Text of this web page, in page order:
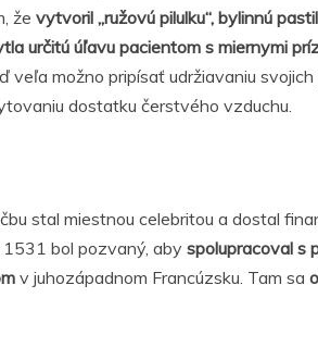
že vytvoril „ružovú pilulku“, bylinnú
určitú úľavu pacientom s miernymi
veľa možno pripísať udržiavaniu
dostatku čerstvého vzduchu.
stal miestnou celebritou a dostal
bol pozvaný, aby spolupracoval s
v juhozápadnom Francúzsku. Tam sa